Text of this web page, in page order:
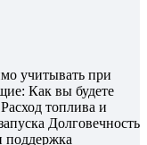
учитывать при
Как вы будете
топлива и
Долговечность
поддержка